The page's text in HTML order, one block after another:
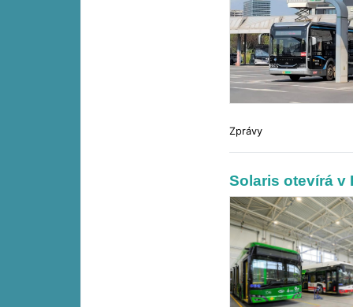
Zprávy
Solaris otevírá v